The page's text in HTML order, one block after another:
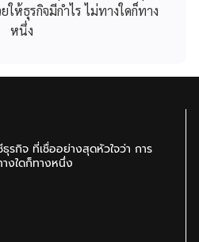
ห้ธุรกิจมีกำไร ไม่ทางใดก็ทาง
หนึ่ง
กิจ ที่เชื่ออย่างสุดหัวใจว่า การ
งใดก็ทางหนึ่ง